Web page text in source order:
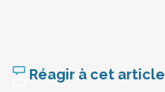
Réagir à cet article